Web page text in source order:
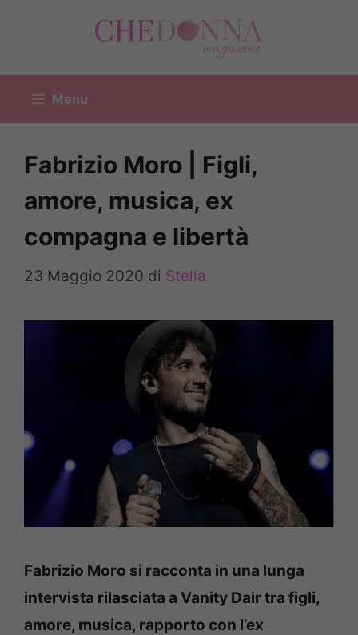
Menu
Fabrizio Moro | Figli,
amore, musica, ex
compagna e libertà
23 Maggio 2020 di Stella
Fabrizio Moro si racconta in una lunga
intervista rilasciata a Vanity Dair tra figli,
amore, musica, rapporto con l’ex